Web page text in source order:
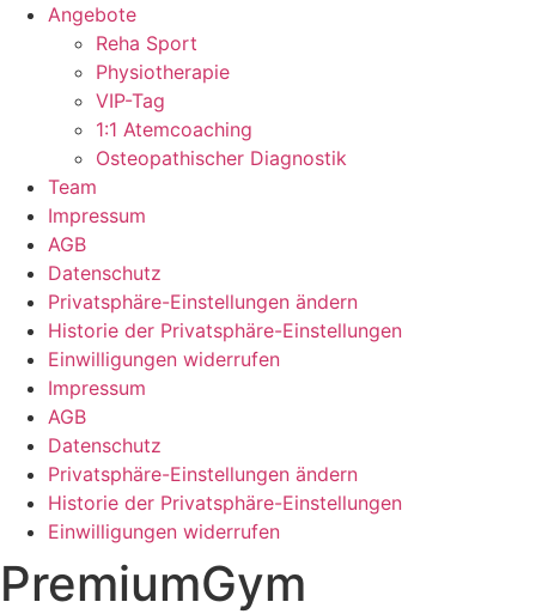
Angebote
Reha Sport
Physiotherapie
VIP-Tag
1:1 Atemcoaching
Osteopathischer Diagnostik
Team
Impressum
AGB
Datenschutz
Privatsphäre-Einstellungen ändern
Historie der Privatsphäre-Einstellungen
Einwilligungen widerrufen
Impressum
AGB
Datenschutz
Privatsphäre-Einstellungen ändern
Historie der Privatsphäre-Einstellungen
Einwilligungen widerrufen
PremiumGym